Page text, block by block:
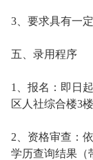
3、要求具有一
五、录用程序
1、报名：即日
区人社综合楼3
2、资格审查：
学历查询结果（